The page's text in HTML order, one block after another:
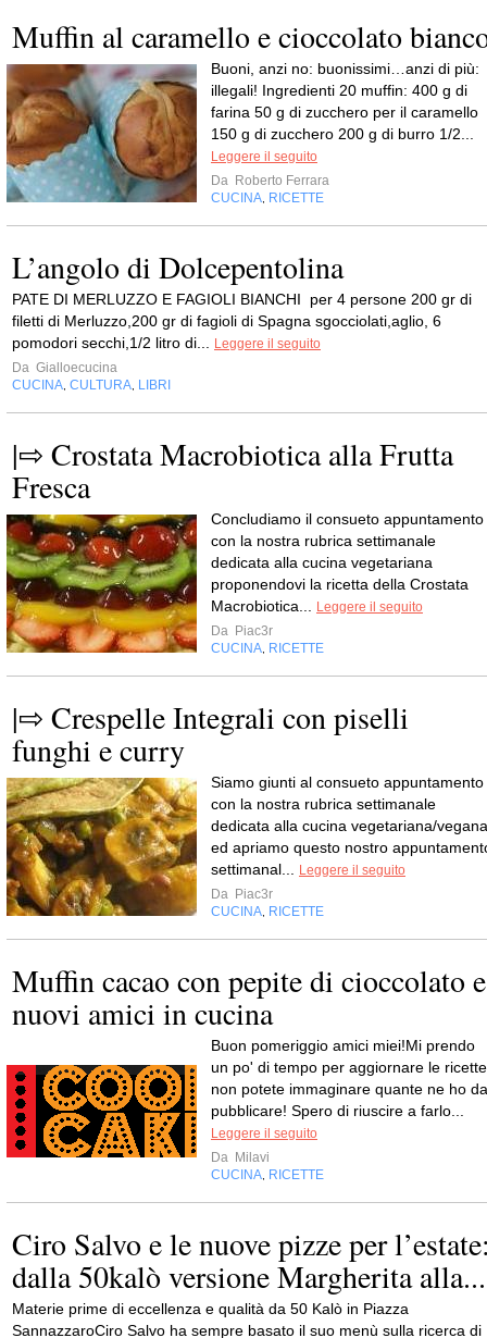
Muffin al caramello e cioccolato
Buoni, anzi no: buonissimi…anzi di più:
illegali! Ingredienti 20 muffin: 400 g di
farina 50 g di zucchero per il caramello
150 g di zucchero 200 g di burro 1/2...
Leggere il seguito
Da Roberto Ferrara
CUCINA RICETTE
L’angolo di Dolcepentolina
PATE DI MERLUZZO E FAGIOLI BIANCHI per 4 persone 200 gr di
filetti di Merluzzo,200 gr di fagioli di Spagna sgocciolati,aglio, 6
pomodori secchi,1/2 litro di...
Leggere il seguito
Da Gialloecucina
CUCINA CULTURA LIBRI
|⇨ Crostata Macrobiotica alla Frutta
Fresca
Concludiamo il consueto appuntamento
con la nostra rubrica settimanale
dedicata alla cucina vegetariana
proponendovi la ricetta della Crostata
Macrobiotica...
Leggere il seguito
Da Piac3r
CUCINA RICETTE
|⇨ Crespelle Integrali con piselli
funghi e curry
Siamo giunti al consueto appuntamento
con la nostra rubrica settimanale
dedicata alla cucina vegetariana/vegana
ed apriamo questo nostro
settimanal...
Leggere il seguito
Da Piac3r
CUCINA RICETTE
Muffin cacao con pepite di cioccolato e
nuovi amici in cucina
Buon pomeriggio amici miei!Mi prendo
un po' di tempo per aggiornare le
non potete immaginare quante ne ho da
pubblicare! Spero di riuscire a farlo...
Leggere il seguito
Da Milavi
CUCINA RICETTE
Ciro Salvo e le nuove pizze per
dalla 50kalò versione Margherita alla...
Materie prime di eccellenza e qualità da 50 Kalò in Piazza
SannazzaroCiro Salvo ha sempre basato il suo menù sulla ricerca di